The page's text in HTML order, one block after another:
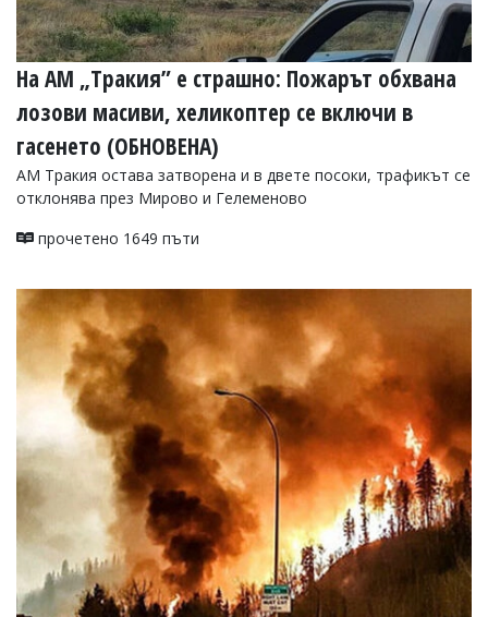
На АМ „Тракия” е страшно: Пожарът обхвана
лозови масиви, хеликоптер се включи в
гасенето (ОБНОВЕНА)
АМ Тракия остава затворена и в двете посоки, трафикът се
отклонява през Мирово и Гелеменово
прочетено 1649 пъти